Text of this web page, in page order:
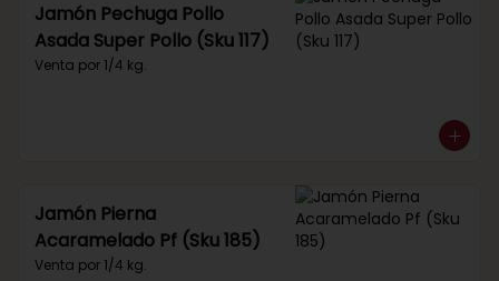
Jamón Pechuga Pollo
Asada Super Pollo (Sku 117)
Venta por 1/4 kg.
Jamón Pierna
Acaramelado Pf (Sku 185)
Venta por 1/4 kg.